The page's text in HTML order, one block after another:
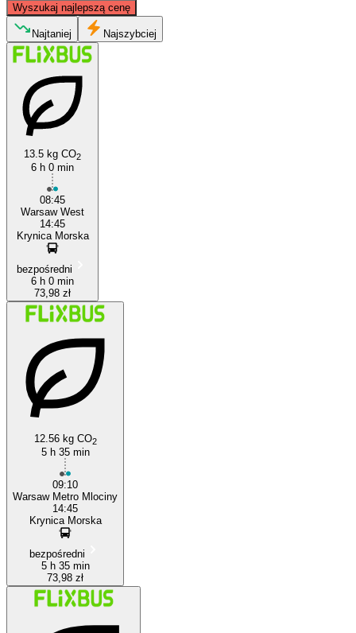
Wyszukaj najlepszą cenę
Krynica Morska
Najtaniej Najszybciej
13.5 kg CO2
6 h 0 min
08:45
Warsaw West
14:45
Krynica Morska
bezpośredni
6 h 0 min
73,98 zł
12.56 kg CO2
5 h 35 min
09:10
Warsaw Metro Mlociny
14:45
Krynica Morska
bezpośredni
5 h 35 min
73,98 zł